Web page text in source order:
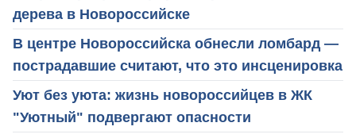
дерева в Новороссийске
В центре Новороссийска обнесли ломбард —
пострадавшие считают, что это инсценировка
Уют без уюта: жизнь новороссийцев в ЖК
"Уютный" подвергают опасности